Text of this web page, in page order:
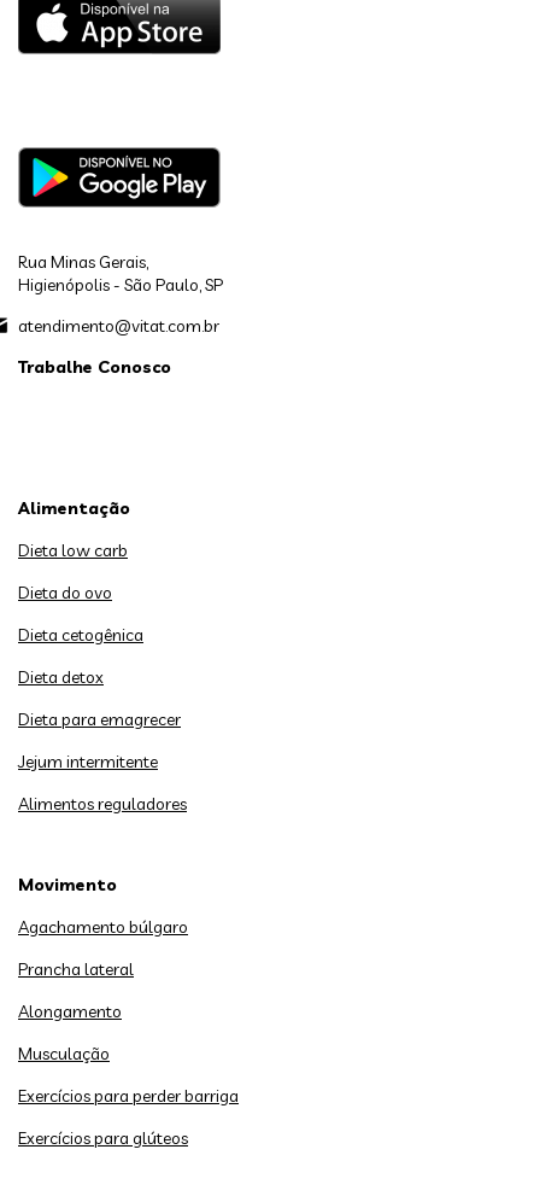
Rua Minas Gerais,
Higienópolis - São Paulo, SP
atendimento@vitat.com.br
Trabalhe Conosco
Alimentação
Dieta low carb
Dieta do ovo
Dieta cetogênica
Dieta detox
Dieta para emagrecer
Jejum intermitente
Alimentos reguladores
Movimento
Agachamento búlgaro
Prancha lateral
Alongamento
Musculação
Exercícios para perder barriga
Exercícios para glúteos